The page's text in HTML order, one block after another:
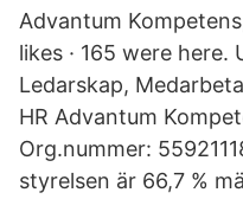
Advantum
likes · 165 were
Ledarskap,
HR Advantum
Org.nummer:
styrelsen är 66,7 %